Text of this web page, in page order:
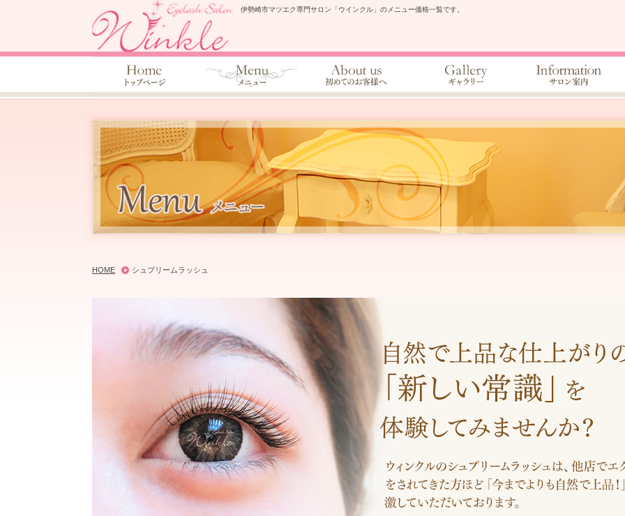
伊勢崎市マツエク専門サロン「ウインクル」のメニュー価格一覧です。
HOME シュプリームラッシュ